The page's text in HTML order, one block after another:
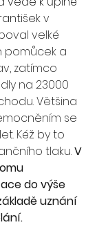
v
velké
pomůcek a
zatímco
na 23000
Většina
se
Kéž by to
tlaku. V
do výše
uznání